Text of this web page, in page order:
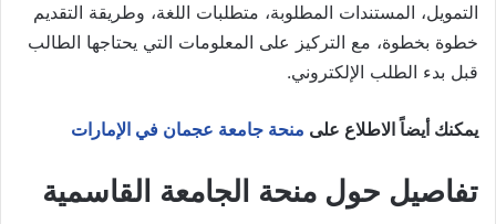
التمويل، المستندات المطلوبة، متطلبات اللغة، وطريقة التقديم
خطوة بخطوة، مع التركيز على المعلومات التي يحتاجها الطالب
قبل بدء الطلب الإلكتروني.
يمكنك أيضاً الاطلاع على منحة جامعة عجمان في الإمارات
تفاصيل حول منحة الجامعة القاسمية